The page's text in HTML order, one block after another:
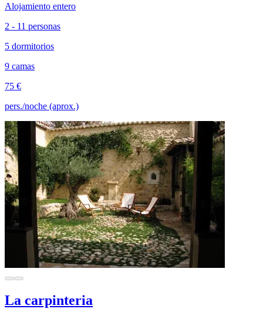
Alojamiento entero
2 - 11 personas
5 dormitorios
9 camas
75 €
pers./noche (aprox.)
La carpinteria